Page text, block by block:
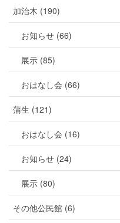
加治木 (190)
お知らせ (66)
展示 (85)
おはなし会 (66)
蒲生 (121)
おはなし会 (16)
お知らせ (24)
展示 (80)
その他公民館 (6)